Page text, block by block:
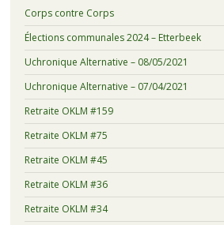
Corps contre Corps
Élections communales 2024 – Etterbeek
Uchronique Alternative – 08/05/2021
Uchronique Alternative – 07/04/2021
Retraite OKLM #159
Retraite OKLM #75
Retraite OKLM #45
Retraite OKLM #36
Retraite OKLM #34